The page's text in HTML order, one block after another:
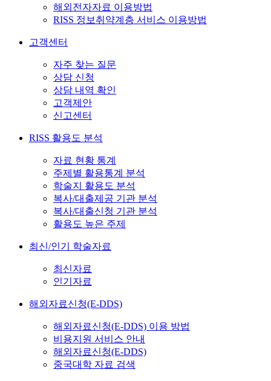
해외전자자료 이용방법
RISS 정보취약계층 서비스 이용방법
고객센터
자주 찾는 질문
상담 신청
상담 내역 확인
고객제안
신고센터
RISS 활용도 분석
자료 현황 통계
주제별 활용통계 분석
학술지 활용도 분석
복사/대출제공 기관 분석
복사/대출신청 기관 분석
활용도 높은 주제
최신/인기 학술자료
최신자료
인기자료
해외자료신청(E-DDS)
해외자료신청(E-DDS) 이용 방법
비용지원 서비스 안내
해외자료신청(E-DDS)
중국대학 자료 검색